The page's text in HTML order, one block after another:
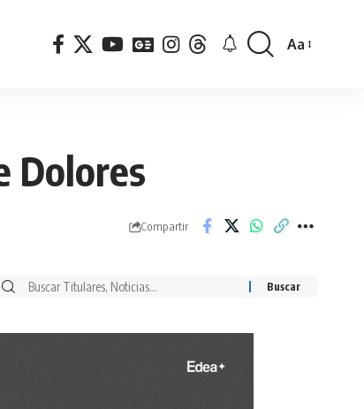
Font
Aa
Dolores
Compartir
Buscar